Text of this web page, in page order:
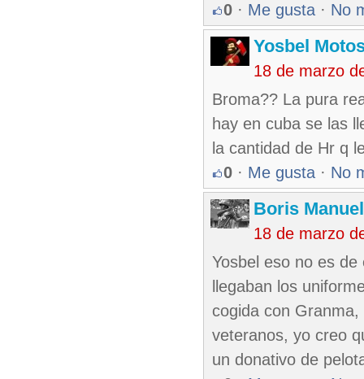
0 · Me gusta · No
Yosbel
18 de marzo
Broma?? La pura
hay en cuba se las
la cantidad de Hr q
0 · Me gusta · No
Boris
18 de marzo
Yosbel eso no es
llegaban los
cogida con
veteranos, yo creo
un donativo de